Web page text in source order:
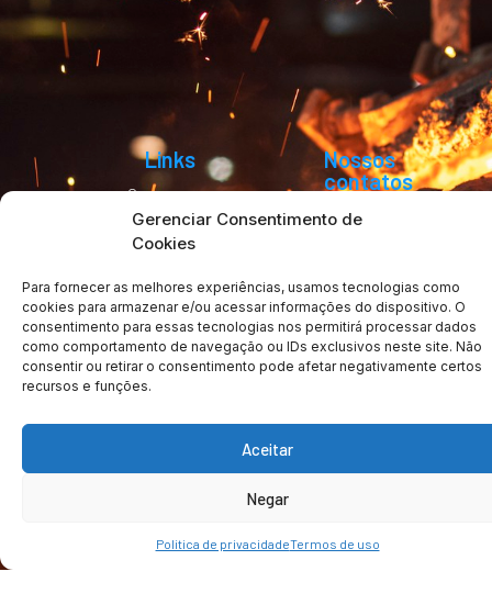
Gerenciar Consentimento de
Cookies
Para fornecer as melhores experiências, usamos tecnologias como
cookies para armazenar e/ou acessar informações do dispositivo. O
consentimento para essas tecnologias nos permitirá processar dados
como comportamento de navegação ou IDs exclusivos neste site. Não
consentir ou retirar o consentimento pode afetar negativamente certos
recursos e funções.
Aceitar
Negar
Politica de privacidadeTermos de uso
Links
Quem somos
Nossos Serviços
Contato
Trabalhe Conosco
Nossos
contatos
Alves de Lima, 57
07251-170
(11) 2480-0525
Copyright © 2024 | Metalurgica Fundimetal | Todos os Direitos
Politicas de privacidade